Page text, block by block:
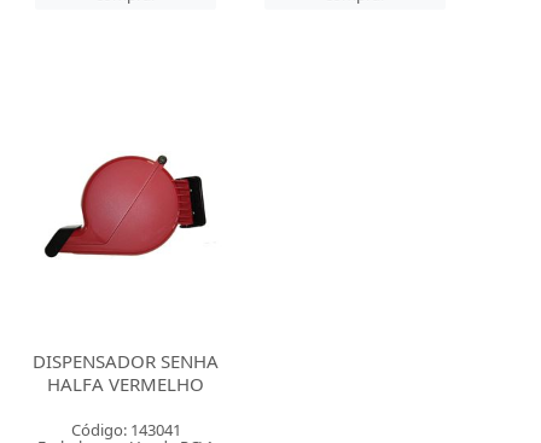
DISPENSADOR SENHA
HALFA VERMELHO
Código: 143041